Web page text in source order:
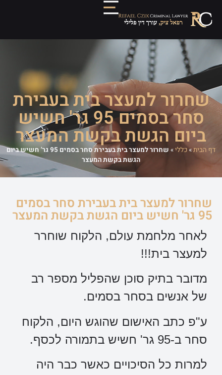
שחרור למעצר בית בעבירת
סחר בסמים 95 גר' חשיש
ביום הגשת בקשת המעצר
דף הבית» כללי»
שחרור למעצר בית בעבירת סחר בסמים 95 גר’ חשיש ביום
הגשת בקשת המעצר
שחרור למעצר בית בעבירת סחר בסמים
95 גר' חשיש ביום הגשת בקשת המעצר
לאחר מלחמת עולם, הלקוח שוחרר
למעצר בית!!!
מדובר בתיק סוכן שהפליל מספר רב
של אנשים בסחר בסמים.
ע"פ כתב האישום שהוגש היום, הלקוח
סחר ב-95 גר' חשיש בתמורה לכסף.
למרות כל הסיכויים כאשר כבר היה